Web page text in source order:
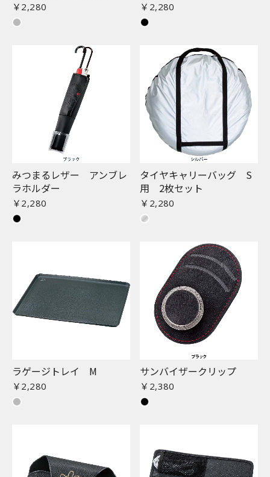
￥2,280 ￥2,280
みつまるレザー アンブレ
ラホルダー
￥2,280
タイヤキャリーバッグ S
用 2枚セット
￥2,280
ラゲージトレイ M
￥2,280
サンバイザークリップ
￥2,380